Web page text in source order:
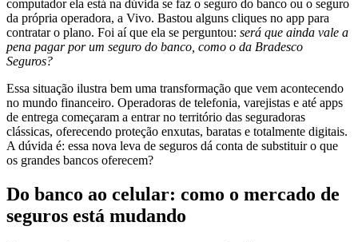
computador ela está na dúvida se faz o seguro do banco ou o seguro
da própria operadora, a Vivo. Bastou alguns cliques no app para
contratar o plano. Foi aí que ela se perguntou: será que ainda vale a
pena pagar por um seguro do banco, como o da Bradesco
Seguros?
Essa situação ilustra bem uma transformação que vem acontecendo
no mundo financeiro. Operadoras de telefonia, varejistas e até apps
de entrega começaram a entrar no território das seguradoras
clássicas, oferecendo proteção enxutas, baratas e totalmente digitais.
A dúvida é: essa nova leva de seguros dá conta de substituir o que
os grandes bancos oferecem?
Do banco ao celular: como o mercado de
seguros está mudando